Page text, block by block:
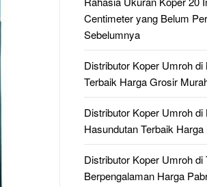
Centimeter yang Belum
Sebelumnya
Distributor Koper Umroh
Terbaik Harga Grosir
Distributor Koper Umroh di
Hasundutan Terbaik
Distributor Koper Umroh di
Berpengalaman Harga